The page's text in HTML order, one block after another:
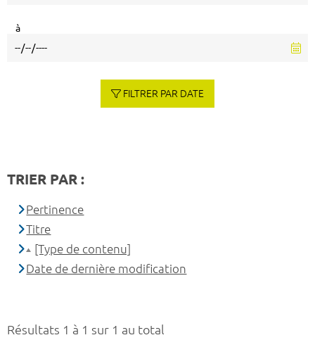
Résultats 1 à 1 sur 1 au total
à
FILTRER PAR DATE
TRIER PAR :
Pertinence
Titre
[Type de contenu]
Date de dernière modification